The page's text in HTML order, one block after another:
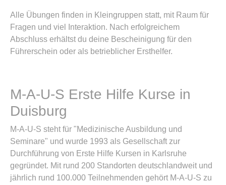
Alle Übungen finden in Kleingruppen statt, mit Raum für
Fragen und viel Interaktion. Nach erfolgreichem
Abschluss erhältst du deine Bescheinigung für den
Führerschein oder als betrieblicher Ersthelfer.
M-A-U-S Erste Hilfe Kurse in
Duisburg
M-A-U-S steht für "Medizinische Ausbildung und
Seminare" und wurde 1993 als Gesellschaft zur
Durchführung von Erste Hilfe Kursen in Karlsruhe
gegründet. Mit rund 200 Standorten deutschlandweit und
jährlich rund 100.000 Teilnehmenden gehört M-A-U-S zu